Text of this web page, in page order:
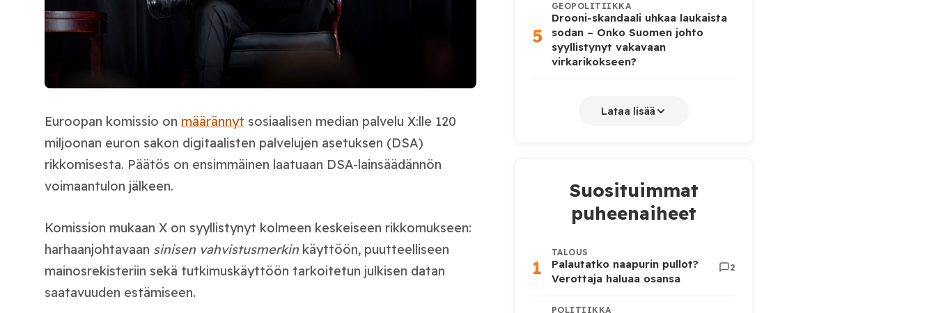
Euroopan komissio on määrännyt sosiaalisen median palvelu X:lle 120
miljoonan euron sakon digitaalisten palvelujen asetuksen (DSA)
rikkomisesta. Päätös on ensimmäinen laatuaan DSA-lainsäädännön
voimaantulon jälkeen.
Komission mukaan X on syyllistynyt kolmeen keskeiseen rikkomukseen:
harhaanjohtavaan sinisen vahvistusmerkin käyttöön, puutteelliseen
mainosrekisteriin sekä tutkimuskäyttöön tarkoitetun julkisen datan
saatavuuden estämiseen.
5
GEOPOLITIIKKA
Drooni-skandaali uhkaa laukaista
sodan – Onko Suomen johto
syyllistynyt vakavaan
virkarikokseen?
Lataa lisää
Suosituimmat
puheenaiheet
1
TALOUS
Palautatko naapurin pullot?
Verottaja haluaa osansa
2
POLITIIKKA